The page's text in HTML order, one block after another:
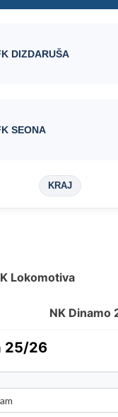
DIZDARUŠA
SEONA
KRAJ
Lokomotiva
NK Dinamo
25/26